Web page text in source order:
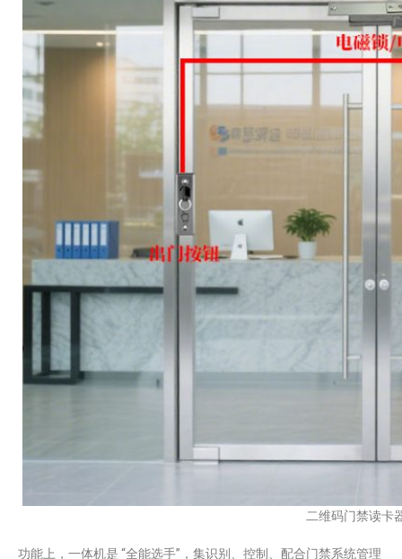
二维码门禁读卡
​功能上，一体机是 “全能选手”，集识别、控制、配合门禁系统管理